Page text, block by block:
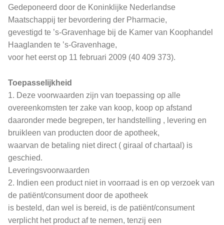
Gedeponeerd door de Koninklijke Nederlandse
Maatschappij ter bevordering der Pharmacie,
gevestigd te ’s-Gravenhage bij de Kamer van Koophandel
Haaglanden te ’s-Gravenhage,
voor het eerst op 11 februari 2009 (40 409 373).
Toepasselijkheid
1. Deze voorwaarden zijn van toepassing op alle
overeenkomsten ter zake van koop, koop op afstand
daaronder mede begrepen, ter handstelling , levering en
bruikleen van producten door de apotheek,
waarvan de betaling niet direct ( giraal of chartaal) is
geschied.
Leveringsvoorwaarden
2. Indien een product niet in voorraad is en op verzoek van
de patiënt/consument door de apotheek
is besteld, dan wel is bereid, is de patiënt/consument
verplicht het product af te nemen, tenzij een